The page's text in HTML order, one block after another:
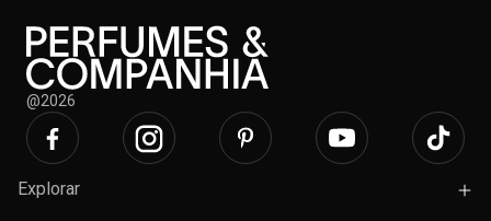
@2026
Explorar